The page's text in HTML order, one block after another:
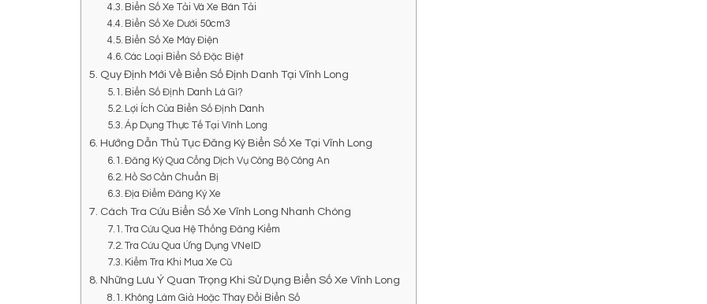
Biển Số Xe Tải Và Xe Bán Tải
Biển Số Xe Dưới 50cm3
Biển Số Xe Máy Điện
Các Loại Biển Số Đặc Biệt
Quy Định Mới Về Biển Số Định Danh Tại Vĩnh Long
Biển Số Định Danh Là Gì?
Lợi Ích Của Biển Số Định Danh
Áp Dụng Thực Tế Tại Vĩnh Long
Hướng Dẫn Thủ Tục Đăng Ký Biển Số Xe Tại Vĩnh Long
Đăng Ký Qua Cổng Dịch Vụ Công Bộ Công An
Hồ Sơ Cần Chuẩn Bị
Địa Điểm Đăng Ký Xe
Cách Tra Cứu Biển Số Xe Vĩnh Long Nhanh Chóng
Tra Cứu Qua Hệ Thống Đăng Kiểm
Tra Cứu Qua Ứng Dụng VNeID
Kiểm Tra Khi Mua Xe Cũ
Những Lưu Ý Quan Trọng Khi Sử Dụng Biển Số Xe Vĩnh Long
Không Làm Giả Hoặc Thay Đổi Biển Số